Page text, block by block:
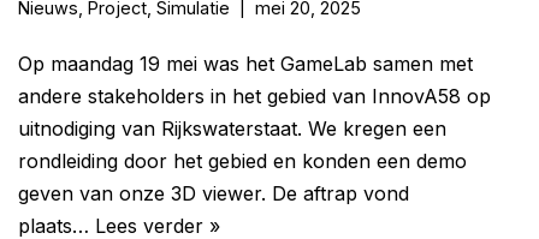
Nieuws Project Simulatie mei 20, 2025
Op maandag 19 mei was het GameLab samen met
andere stakeholders in het gebied van InnovA58 op
uitnodiging van Rijkswaterstaat. We kregen een
rondleiding door het gebied en konden een demo
geven van onze 3D viewer. De aftrap vond
plaats… Lees verder »